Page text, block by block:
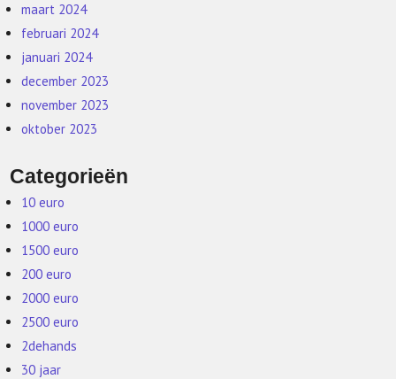
maart 2024
februari 2024
januari 2024
december 2023
november 2023
oktober 2023
Categorieën
10 euro
1000 euro
1500 euro
200 euro
2000 euro
2500 euro
2dehands
30 jaar